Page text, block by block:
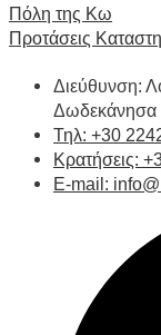
Πόλη της Κω
Προτάσεις
Διεύθυνση:
Δωδεκάνησα
Τηλ: +30
Κρατήσεις:
E-mail: